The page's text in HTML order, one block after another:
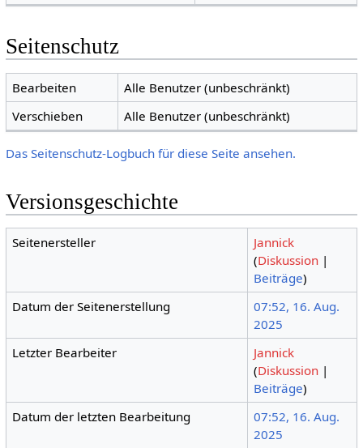
Seitenschutz
Bearbeiten
Alle Benutzer (unbeschränkt)
Verschieben
Alle Benutzer (unbeschränkt)
Das Seitenschutz-Logbuch für diese Seite ansehen.
Versionsgeschichte
Seitenersteller
Jannick
(Diskussion |
Beiträge)
Datum der Seitenerstellung
07:52, 16. Aug.
2025
Letzter Bearbeiter
Jannick
(Diskussion |
Beiträge)
Datum der letzten Bearbeitung
07:52, 16. Aug.
2025